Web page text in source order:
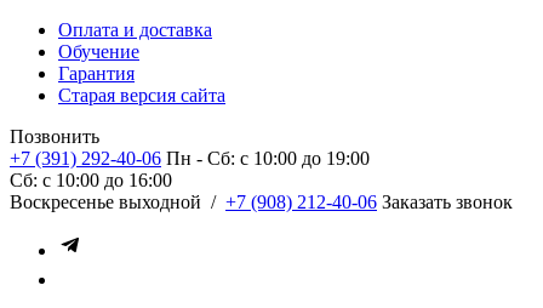
Оплата и доставка
Обучение
Гарантия
Старая версия сайта
Позвонить
+7 (391) 292-40-06 Пн - Сб: c 10:00 до 19:00
Сб: c 10:00 до 16:00
​Воскресенье выходной / +7 (908) 212-40-06 Заказать звонок